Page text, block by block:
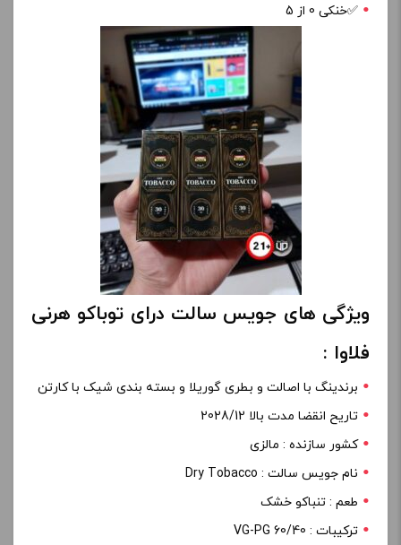
✅️خنکی 0 از 5
ویژگی های جویس سالت درای توباکو هرنی
فلاوا :
برندینگ با اصالت و بطری گوریلا و بسته بندی شیک با کارتن
تاریح انقضا مدت بالا 2028/12
کشور سازنده : مالزی
نام جویس سالت : Dry Tobacco
طعم : تنباکو خشک
ترکیبات : 60/40 VG-PG